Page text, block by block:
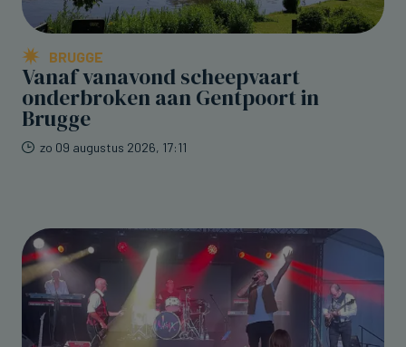
BRUGGE
Vanaf vanavond scheepvaart
onderbroken aan Gentpoort in
Brugge
zo 09 augustus 2026, 17:11